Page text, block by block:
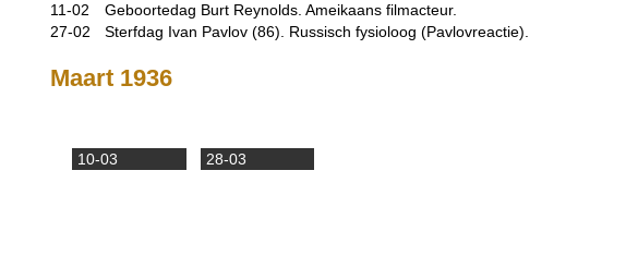
11-02
Geboortedag Burt Reynolds. Ameikaans filmacteur.
27-02
Sterfdag Ivan Pavlov (86). Russisch fysioloog (Pavlovreactie).
Maart 1936
10-03 28-03